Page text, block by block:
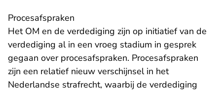
Procesafspraken
Het OM en de verdediging zijn op initiatief van de
verdediging al in een vroeg stadium in gesprek
gegaan over procesafspraken. Procesafspraken
zijn een relatief nieuw verschijnsel in het
Nederlandse strafrecht, waarbij de verdediging